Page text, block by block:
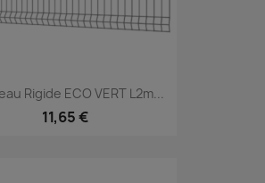
Rigide ECO VERT L2m...
11,65 €